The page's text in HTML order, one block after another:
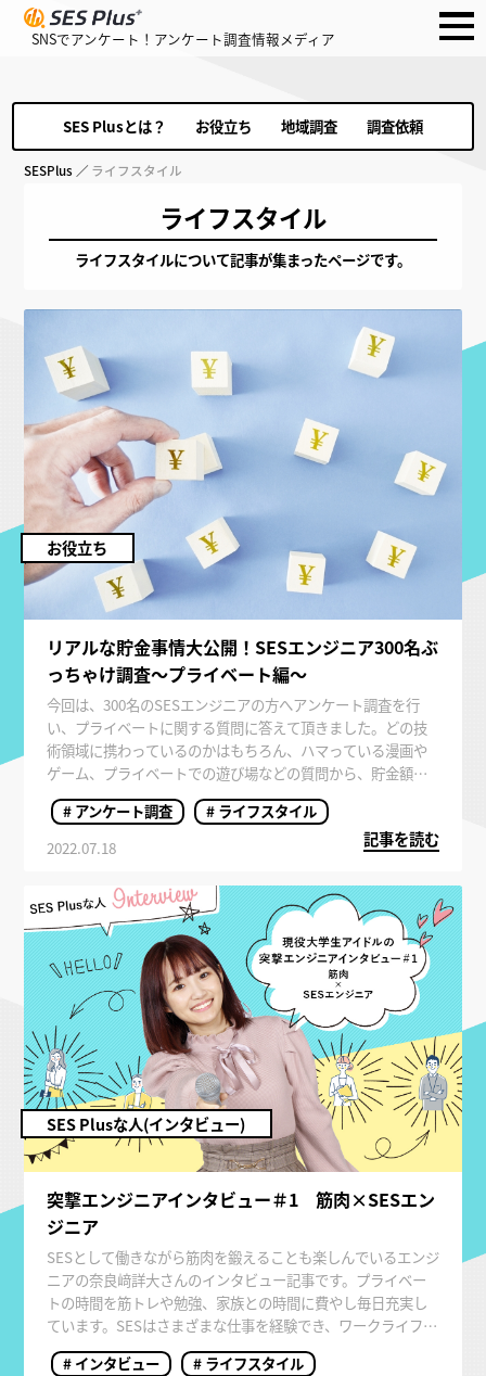
SNSでアンケート！アンケート調査情報メディア
SES Plusとは？ お役立ち 地域調査 調査依頼
SESPlus ／ ライフスタイル
ライフスタイル
ライフスタイルについて記事が集まったページです。
リアルな貯金事情大公開！SESエンジニア300名ぶ
っちゃけ調査～プライベート編～
今回は、300名のSESエンジニアの方へアンケート調査を行
い、プライベートに関する質問に答えて頂きました。どの技
術領域に携わっているのかはもちろん、ハマっている漫画や
ゲーム、プライベートでの遊び場などの質問から、貯金額に
関する質問まで行っています。SESエンジニアの貯金事情にも
深く迫っているため、SESで働く上で収入面が気になるという
方にも必見の内容です！
・SESエンジニアの貯金額は年齢と関係ない！？
・SESエンジニアはワークライフバランスを重視する人が多
い！？
# アンケート調査
# ライフスタイル
2022.07.18
記事を読む
お役立ち
突撃エンジニアインタビュー＃1 筋肉×SESエン
ジニア
SESとして働きながら筋肉を鍛えることも楽しんでいるエンジ
ニアの奈良﨑詳大さんのインタビュー記事です。プライベー
トの時間を筋トレや勉強、家族との時間に費やし毎日充実し
ています。SESはさまざまな仕事を経験でき、ワークライフバ
ランスも可能です。
# インタビュー
# ライフスタイル
SES Plusな人(インタビュー)